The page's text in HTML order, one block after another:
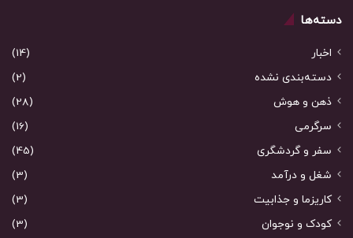
دسته‌ها
اخبار
(14)
دسته‌بندی نشده
(2)
ذهن و هوش
(28)
سرگرمی
(16)
سفر و گردشگری
(45)
شغل و درآمد
(3)
کاریزما و جذابیت
(3)
کودک و نوجوان
(3)